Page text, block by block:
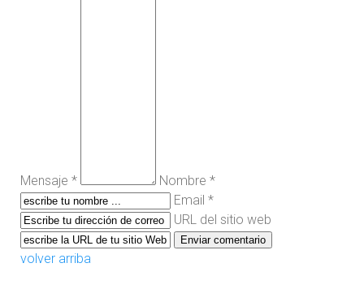
Mensaje *
Nombre *
Email *
URL del sitio web
volver arriba